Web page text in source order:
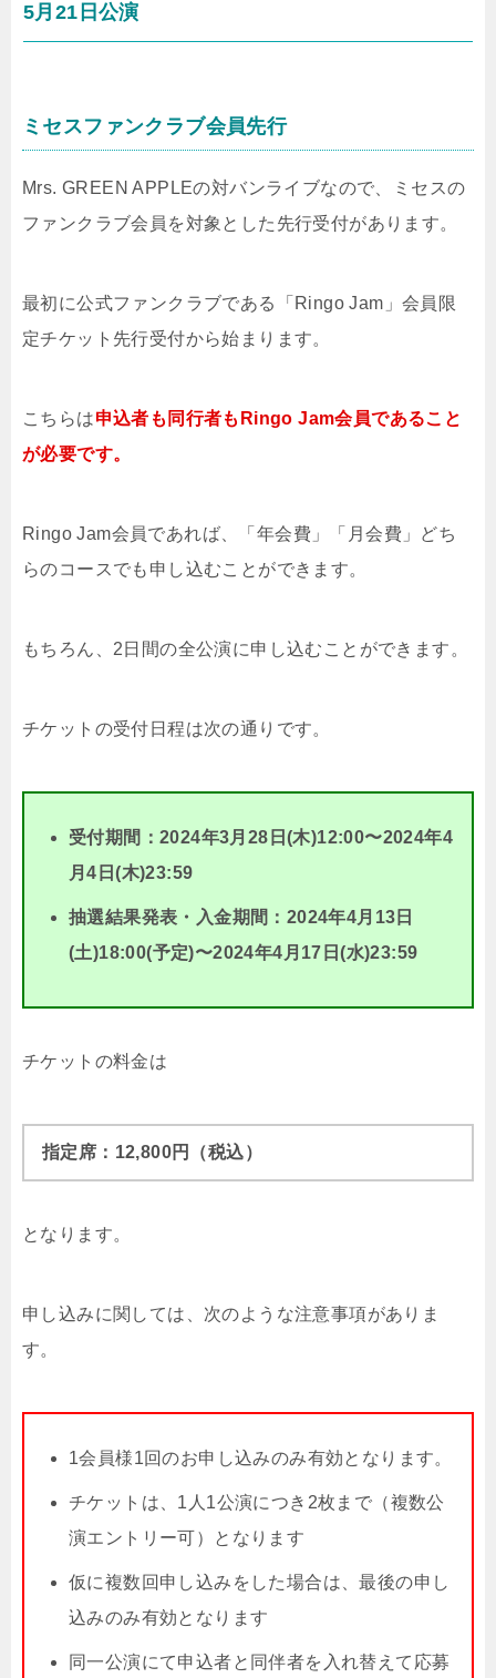
5月21日公演
ミセスファンクラブ会員先行
Mrs. GREEN APPLEの対バンライブなので、ミセスの
ファンクラブ会員を対象とした先行受付があります。
最初に公式ファンクラブである「Ringo Jam」会員限
定チケット先行受付から始まります。
こちらは申込者も同行者もRingo Jam会員であること
が必要です。
Ringo Jam会員であれば、「年会費」「月会費」どち
らのコースでも申し込むことができます。
もちろん、2日間の全公演に申し込むことができます。
チケットの受付日程は次の通りです。
受付期間：2024年3月28日(木)12:00〜2024年4
月4日(木)23:59
抽選結果発表・入金期間：2024年4月13日
(土)18:00(予定)〜2024年4月17日(水)23:59
チケットの料金は
指定席：12,800円（税込）
となります。
申し込みに関しては、次のような注意事項がありま
す。
1会員様1回のお申し込みのみ有効となります。
チケットは、1人1公演につき2枚まで（複数公
演エントリー可）となります
仮に複数回申し込みをした場合は、最後の申し
込みのみ有効となります
同一公演にて申込者と同伴者を入れ替えて応募